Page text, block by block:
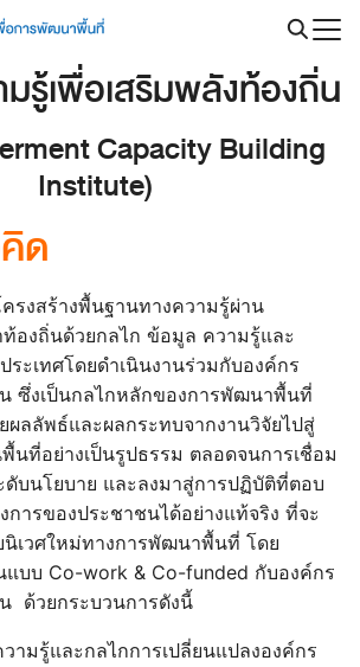
รู้เพื่อเสริมพลังท้องถิ่น
Capacity Building
Institute)
ด
รงสร้างพื้นฐานทางความรู้ผ่าน
องถิ่นด้วยกลไก ข้อมูล ความรู้และ
ะเทศโดยดำเนินงานร่วมกับองค์กร
ซึ่งเป็นกลไกหลักของการพัฒนาพื้นที่
ผลลัพธ์และผลกระทบจากงานวิจัยไปสู่
นที่อย่างเป็นรูปธรรม ตลอดจนการเชื่อม
ดับนโยบาย และลงมาสู่การปฏิบัติที่ตอบ
ารของประชาชนได้อย่างแท้จริง ที่จะ
นิเวศใหม่ทางการพัฒนาพื้นที่ โดย
แบบ Co-work & Co-funded กับองค์กร
ด้วยกระบวนการดังนี้
ามรู้และกลไกการเปลี่ยนแปลงองค์กร